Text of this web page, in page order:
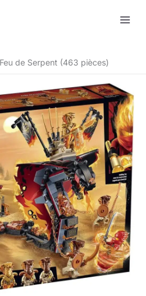
de Serpent (463 pièces)